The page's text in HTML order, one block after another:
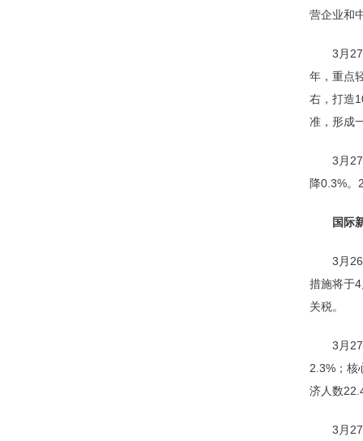
营企业和
3月
年，重点
右，打造
准，形成
3月
降0.3%。
国际
3月
措施将于
关税。
3月
2.3%；核
济人数
3月